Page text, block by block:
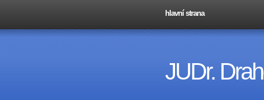
hlavní strana
JUDr.